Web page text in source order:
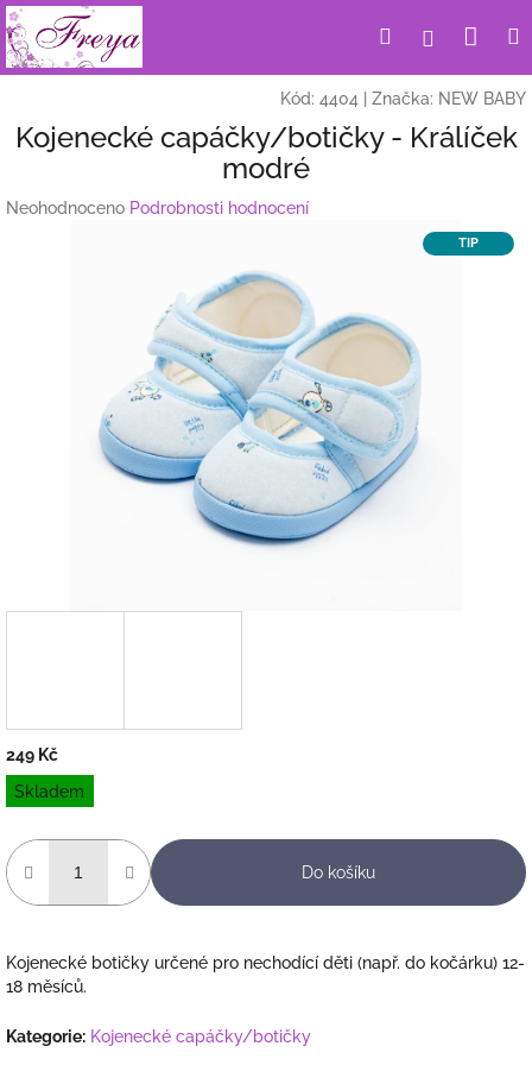
Přejít
na
obsah
HledatPřihlášení
Kód: 4404 Značka: NEW BABY
Kojenecké capáčky/botičky - Králíček
modré
Průměrné
Neohodnoceno Podrobnosti hodnocení
TIP
249 Kč
Měrná
cena:
Skladem
Do košíku
Kojenecké botičky určené pro nechodící děti (např. do kočárku) 12-
18 měsíců.
Kategorie: Kojenecké capáčky/botičky